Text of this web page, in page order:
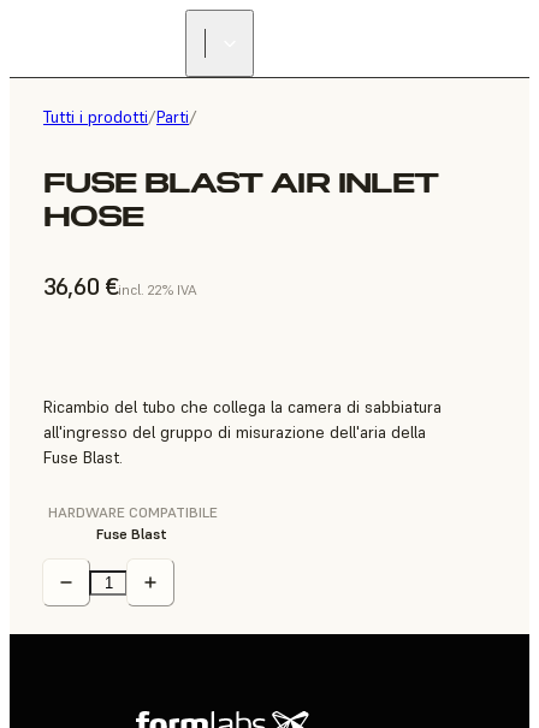
Tutti i prodotti/Parti/
FUSE BLAST AIR INLET
HOSE
36,60 €incl. 22% IVA
Ricambio del tubo che collega la camera di sabbiatura
all'ingresso del gruppo di misurazione dell'aria della
Fuse Blast.
HARDWARE COMPATIBILE
Fuse Blast